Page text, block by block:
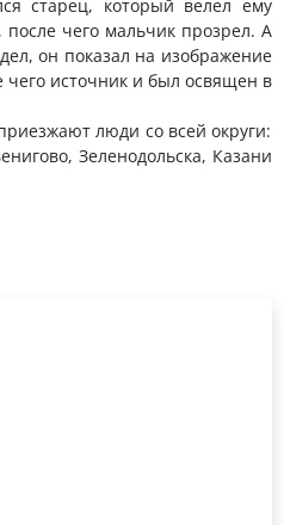
старец, который велел ему
после чего мальчик прозрел. А
он показал на изображение
чего источник и был освящен в
люди со всей округи:
Зеленодольска, Казани